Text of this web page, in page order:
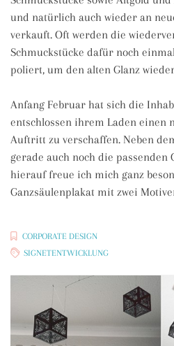
und natürlich auch wieder an
verkauft. Oft werden die
Schmuckstücke dafür noch
poliert, um den alten Glanz
Anfang Februar hat sich die
entschlossen ihrem Laden einen
Auftritt zu verschaffen. Neben
gerade auch noch die passenden
hierauf freue ich mich ganz
Ganzsäulenplakat mit zwei
CORPORATE DESIGN
SIGNETENTWICKLUNG